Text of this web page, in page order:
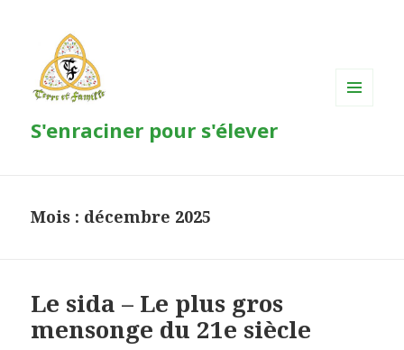
S'enraciner pour s'élever
Mois : décembre 2025
Le sida – Le plus gros
mensonge du 21e siècle